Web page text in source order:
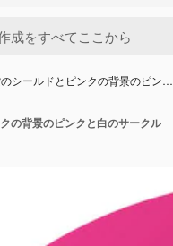
シールドとピンクの背景のピン…
の背景のピンクと白のサークル